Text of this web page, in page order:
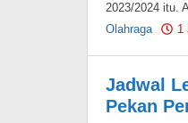
2023/2024 itu.
Olahraga
1
Jadwal
Pekan